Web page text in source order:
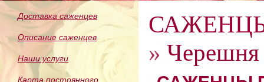
Доставка саженцев
Описание саженцев
Наши услуги
Карта постоянного
»